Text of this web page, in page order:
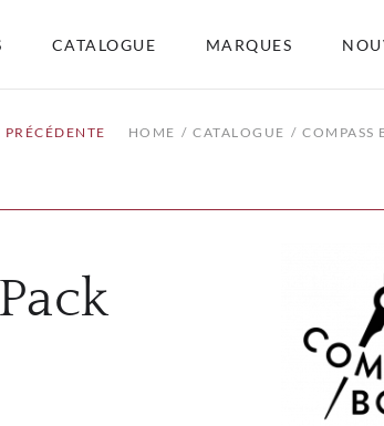
CATALOGUE MARQUES
HOME CATALOGUE COMPASS